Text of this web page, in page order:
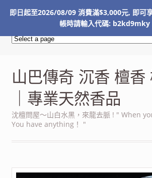
山巴傳奇 沉香 檀香
｜專業天然香品
沈檀問屋～山白水黑，來龍去脈 ! " When
You have anything！ "
即日起至2026/08/09 消費滿$3,000元, 即可
帳時請輸入代碼: b2kd9mky